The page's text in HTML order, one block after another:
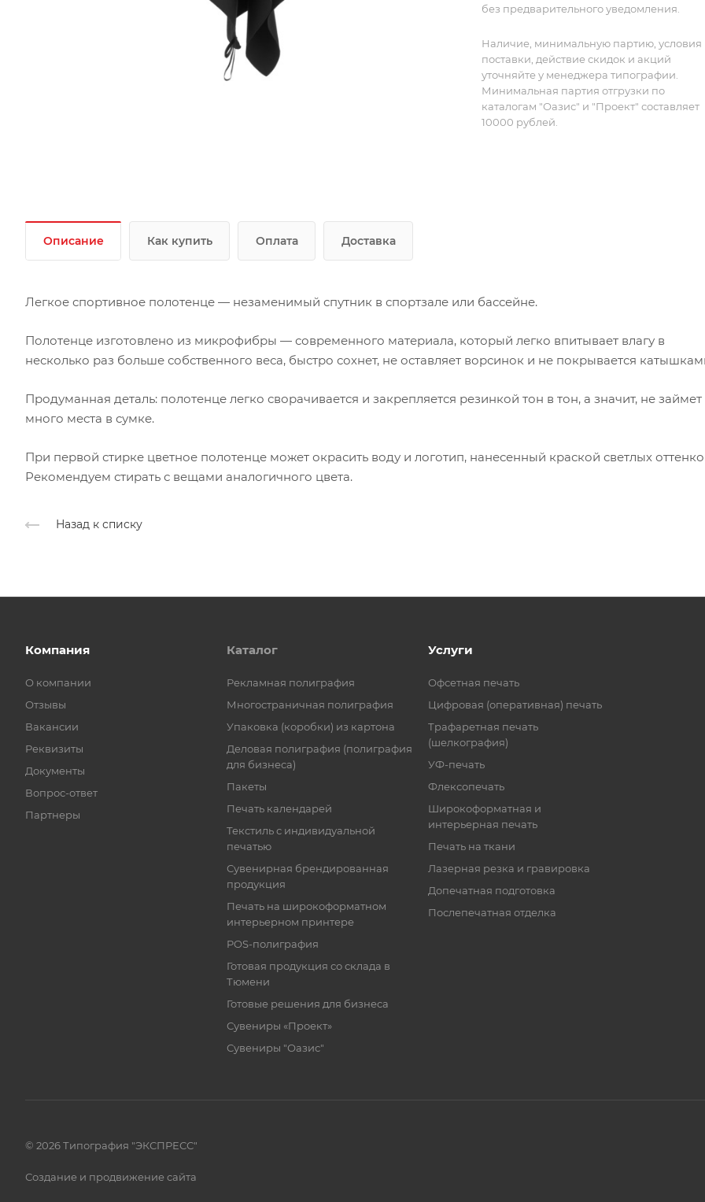
оттенков. Рекомендуем стирать с
без предварительного уведомления.
Наличие, минимальную партию, условия
поставки, действие скидок и акций
уточняйте у менеджера типографии.
Минимальная партия отгрузки по
каталогам "Оазис" и "Проект" составляет
10000 рублей.
Описание Как купить Оплата Доставка
Легкое спортивное полотенце — незаменимый спутник в спортзале или бассейне.
Полотенце изготовлено из микрофибры — современного материала, который легко впитывает влагу в
несколько раз больше собственного веса, быстро сохнет, не оставляет ворсинок и не покрывается
Продуманная деталь: полотенце легко сворачивается и закрепляется резинкой тон в тон, а значит, не займет
много места в сумке.
При первой стирке цветное полотенце может окрасить воду и логотип, нанесенный краской светлых
Рекомендуем стирать с вещами аналогичного цвета.
Назад к списку
Компания
О компании
Отзывы
Вакансии
Реквизиты
Документы
Вопрос-ответ
Партнеры
Каталог
Рекламная полиграфия
Многостраничная полиграфия
Упаковка (коробки) из картона
Деловая полиграфия (полиграфия
для бизнеса)
Пакеты
Печать календарей
Текстиль с индивидуальной
печатью
Сувенирная брендированная
продукция
Печать на широкоформатном
интерьерном принтере
POS-полиграфия
Готовая продукция со склада в
Тюмени
Готовые решения для бизнеса
Сувениры «Проект»
Сувениры "Оазис"
Услуги
Офсетная печать
Цифровая (оперативная) печать
Трафаретная печать
(шелкография)
УФ-печать
Флексопечать
Широкоформатная и
интерьерная печать
Печать на ткани
Лазерная резка и гравировка
Допечатная подготовка
Послепечатная отделка
© 2026 Типография "ЭКСПРЕСС"
Создание и продвижение сайта